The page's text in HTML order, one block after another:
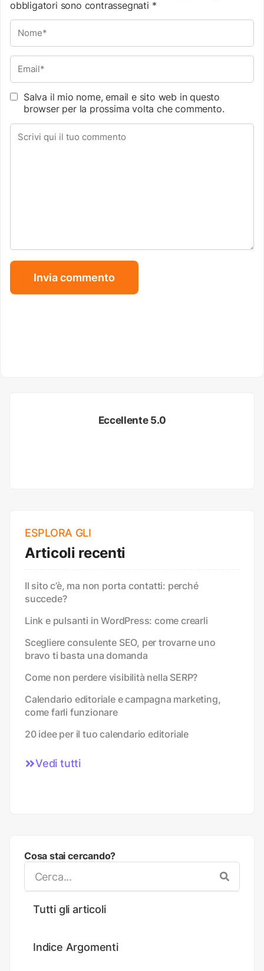
obbligatori sono contrassegnati *
Salva il mio nome, email e sito web in questo
browser per la prossima volta che commento.
Eccellente 5.0
ESPLORA GLI
Articoli recenti
Il sito c’è, ma non porta contatti: perché
succede?
Link e pulsanti in WordPress: come crearli
Scegliere consulente SEO, per trovarne uno
bravo ti basta una domanda
Come non perdere visibilità nella SERP?
Calendario editoriale e campagna marketing,
come farli funzionare
20 idee per il tuo calendario editoriale
Vedi tutti
Cosa stai cercando?
Tutti gli articoli
Indice Argomenti